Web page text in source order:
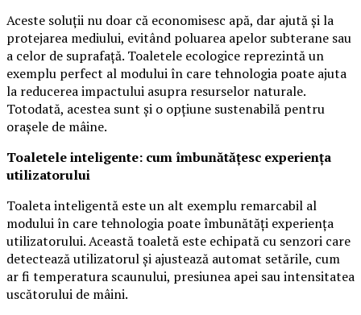
Aceste soluții nu doar că economisesc apă, dar ajută și la
protejarea mediului, evitând poluarea apelor subterane sau
a celor de suprafață. Toaletele ecologice reprezintă un
exemplu perfect al modului în care tehnologia poate ajuta
la reducerea impactului asupra resurselor naturale.
Totodată, acestea sunt și o opțiune sustenabilă pentru
orașele de mâine.
Toaletele inteligente: cum îmbunătățesc experiența
utilizatorului
Toaleta inteligentă este un alt exemplu remarcabil al
modului în care tehnologia poate îmbunătăți experiența
utilizatorului. Această toaletă este echipată cu senzori care
detectează utilizatorul și ajustează automat setările, cum
ar fi temperatura scaunului, presiunea apei sau intensitatea
uscătorului de mâini.